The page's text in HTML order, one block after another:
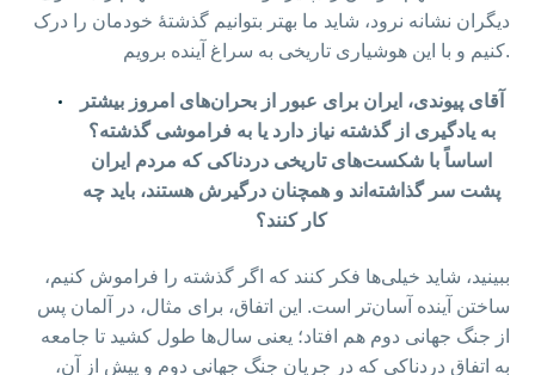
دیگران نشانه نرود، شاید ما بهتر بتوانیم گذشتهٔ خودمان را درک
کنیم و با این هوشیاری تاریخی به سراغ آینده برویم.
آقای پیوندی، ایران برای عبور از بحران‌های امروز بیشتر
به یادگیری از گذشته نیاز دارد یا به فراموشی گذشته؟
اساساً با شکست‌های تاریخی دردناکی که مردم ایران
پشت سر گذاشته‌اند و همچنان درگیرش هستند، باید چه
کار کنند؟
ببینید، شاید خیلی‌ها فکر کنند که اگر گذشته را فراموش کنیم،
ساختن آینده آسان‌تر است. این اتفاق، برای مثال، در آلمان پس
از جنگ جهانی دوم هم افتاد؛ یعنی سال‌ها طول کشید تا جامعه
به اتفاق دردناکی که در جریان جنگ جهانی دوم و پیش از آن،